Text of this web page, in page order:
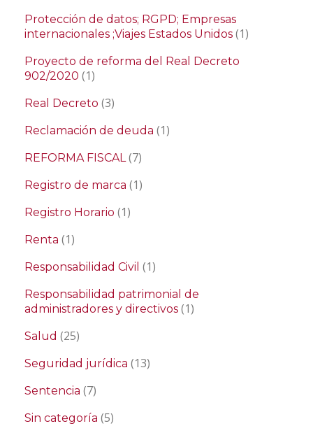
Protección de datos; RGPD; Empresas
internacionales ;Viajes Estados Unidos (1)
Proyecto de reforma del Real Decreto
902/2020 (1)
Real Decreto (3)
Reclamación de deuda (1)
REFORMA FISCAL (7)
Registro de marca (1)
Registro Horario (1)
Renta (1)
Responsabilidad Civil (1)
Responsabilidad patrimonial de
administradores y directivos (1)
Salud (25)
Seguridad jurídica (13)
Sentencia (7)
Sin categoría (5)